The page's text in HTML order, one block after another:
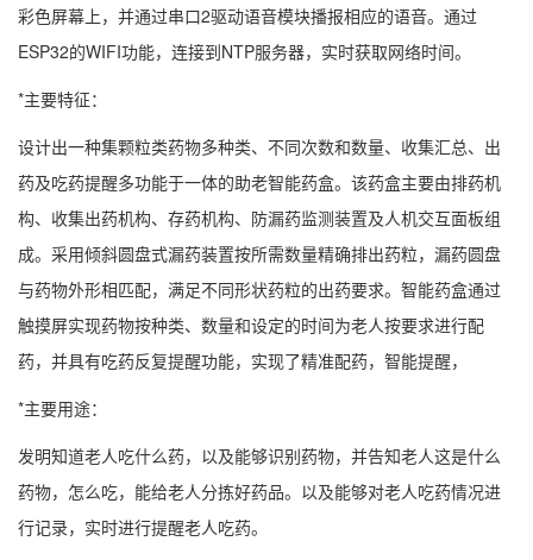
彩色屏幕上，并通过串口2驱动语音模块播报相应的语音。通过
ESP32的WIFI功能，连接到NTP服务器，实时获取网络时间。
*主要特征：
设计出一种集颗粒类药物多种类、不同次数和数量、收集汇总、出
药及吃药提醒多功能于一体的助老智能药盒。该药盒主要由排药机
构、收集出药机构、存药机构、防漏药监测装置及人机交互面板组
成。采用倾斜圆盘式漏药装置按所需数量精确排出药粒，漏药圆盘
与药物外形相匹配，满足不同形状药粒的出药要求。智能药盒通过
触摸屏实现药物按种类、数量和设定的时间为老人按要求进行配
药，并具有吃药反复提醒功能，实现了精准配药，智能提醒，
*主要用途：
发明知道老人吃什么药，以及能够识别药物，并告知老人这是什么
药物，怎么吃，能给老人分拣好药品。以及能够对老人吃药情况进
行记录，实时进行提醒老人吃药。